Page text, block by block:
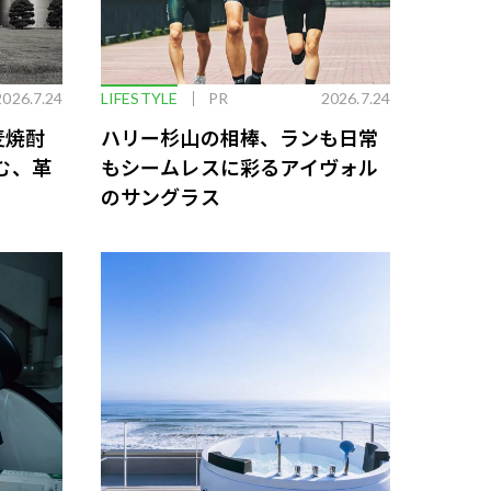
焼酎
、革
LIFESTYLE PR 2026.7.24
ハリー杉山の相棒、ランも日常
もシームレスに彩るアイヴォル
のサングラス